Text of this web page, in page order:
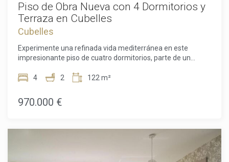
Piso de Obra Nueva con 4 Dormitorios y
Terraza en Cubelles
Cubelles
Experimente una refinada vida mediterránea en este
impresionante piso de cuatro dormitorios, parte de un
el reconocido estudio MIAS Arquitectos. Situado a solo unos
propiedad excepcional combina arquitectura
contemporánea, instalaciones de primer nivel y la elegancia
ofrece una combinación perfecta de funcionalidad y
zona de estar de concepto abierto, donde la moderna
4 2 122 m²
970.000 €